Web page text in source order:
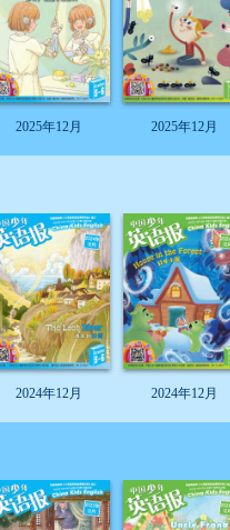
2025年12月 2025年12月
2024年12月 2024年12月